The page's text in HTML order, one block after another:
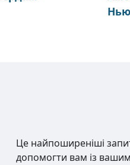
Це найпоширеніші
допомогти вам із